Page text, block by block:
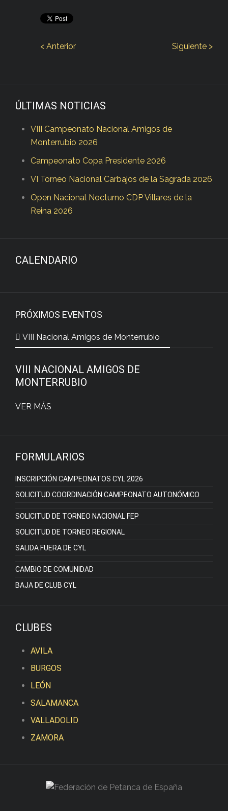
< Anterior Siguiente >
ÚLTIMAS NOTICIAS
VIII Campeonato Nacional Amigos de
Monterrubio 2026
Campeonato Copa Presidente 2026
VI Torneo Nacional Carbajos de la Sagrada 2026
Open Nacional Nocturno CDP Villares de la
Reina 2026
CALENDARIO
PRÓXIMOS EVENTOS
VIII Nacional Amigos de Monterrubio
VIII NACIONAL AMIGOS DE
MONTERRUBIO
VER MÁS
FORMULARIOS
INSCRIPCIÓN CAMPEONATOS CYL 2026
SOLICITUD COORDINACIÓN CAMPEONATO AUTONÓMICO
SOLICITUD DE TORNEO NACIONAL FEP
SOLICITUD DE TORNEO REGIONAL
SALIDA FUERA DE CYL
CAMBIO DE COMUNIDAD
BAJA DE CLUB CYL
CLUBES
AVILA
BURGOS
LEÓN
SALAMANCA
VALLADOLID
ZAMORA